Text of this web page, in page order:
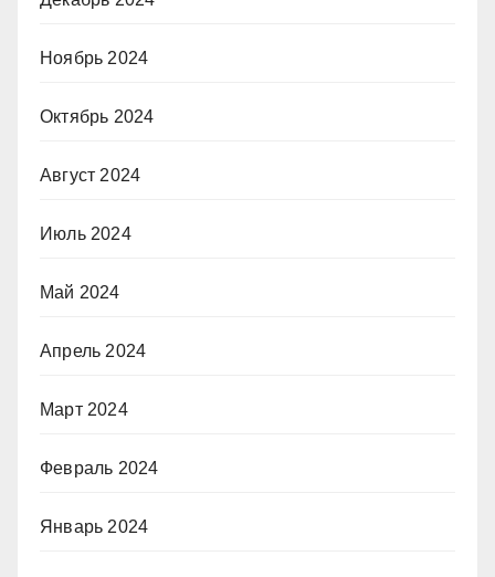
Ноябрь 2024
Октябрь 2024
Август 2024
Июль 2024
Май 2024
Апрель 2024
Март 2024
Февраль 2024
Январь 2024